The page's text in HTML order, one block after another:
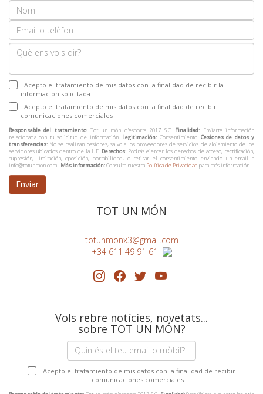
Acepto el tratamiento de mis datos con la finalidad de recibir la
información solicitada
Acepto el tratamiento de mis datos con la finalidad de recibir
comunicaciones comerciales
Responsable del tratamiento:Tot un món d’esports 2017 S.C. Finalidad: Enviarte información
relacionada con tu solicitud de información. Legitimación: Consentimiento. Cesiones de datos y
transferencias: No se realizan cesiones, salvo a los proveedores de servicios de alojamiento de los
servidores ubicados dentro de la UE. Derechos: Podrás ejercer los derechos de acceso, rectificación,
supresión, limitación, oposición, portabilidad, o retirar el consentimiento enviando un email a
info@totunmon.com . Más información:Consulta nuestra Política de Privacidad para más información.
Enviar
TOT UN MÓN
totunmonx3@gmail.com
+34 611 49 91 61
Vols rebre notícies, novetats...
sobre TOT UN MÓN?
Acepto el tratamiento de mis datos con la finalidad de recibir
comunicaciones comerciales